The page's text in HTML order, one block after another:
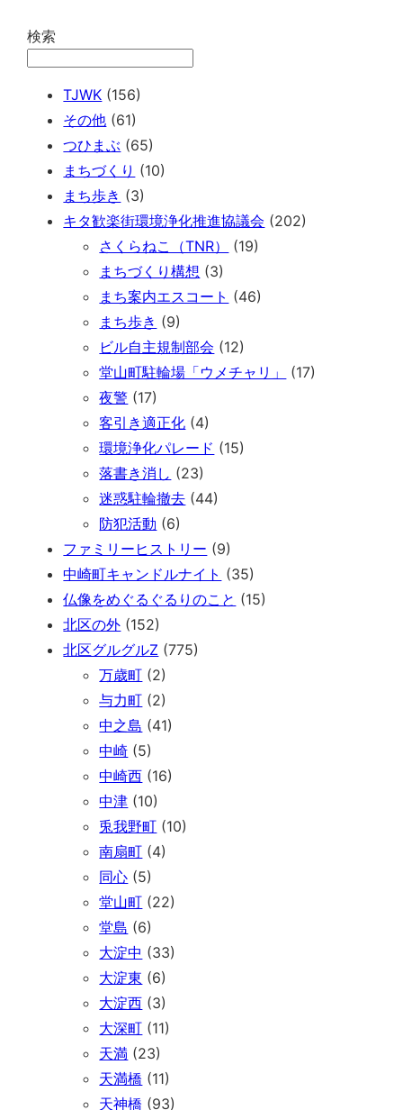
検索
TJWK (156)
その他 (61)
つひまぶ (65)
まちづくり (10)
まち歩き (3)
キタ歓楽街環境浄化推進協議会 (202)
さくらねこ（TNR）
(19)
まちづくり構想 (3)
まち案内エスコート (46)
まち歩き (9)
ビル自主規制部会 (12)
堂山町駐輪場「ウメチャリ」
(17)
夜警 (17)
客引き適正化 (4)
環境浄化パレード (15)
落書き消し (23)
迷惑駐輪撤去 (44)
防犯活動 (6)
ファミリーヒストリー (9)
中崎町キャンドルナイト (35)
仏像をめぐるぐるりのこと (15)
北区の外 (152)
北区グルグルZ (775)
万歳町 (2)
与力町 (2)
中之島 (41)
中崎 (5)
中崎西 (16)
中津 (10)
兎我野町 (10)
南扇町 (4)
同心 (5)
堂山町 (22)
堂島 (6)
大淀中 (33)
大淀東 (6)
大淀西 (3)
大深町 (11)
天満 (23)
天満橋 (11)
天神橋 (93)